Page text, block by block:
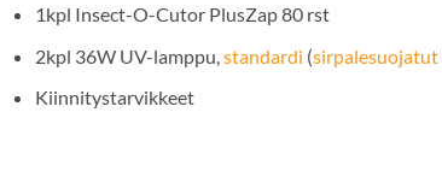
1kpl Insect-O-Cutor PlusZap 80 rst
2kpl 36W UV-lamppu,standardi (sirpalesuojatut
Kiinnitystarvikkeet